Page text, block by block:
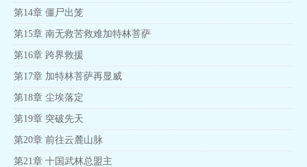
第14章 僵尸出笼
第15章 南无救苦救难加特林菩萨
第16章 跨界救援
第17章 加特林菩萨再显威
第18章 尘埃落定
第19章 突破先天
第20章 前往云麓山脉
第21章 十国武林总盟主